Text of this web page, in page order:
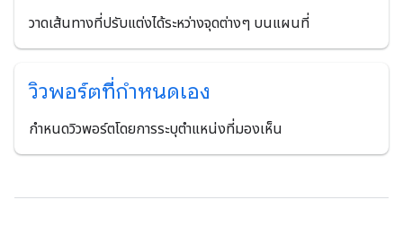
วาดเส้นทางที่ปรับแต่งได้ระหว่างจุดต่างๆ บนแผนที่
วิวพอร์ตที่กำหนดเอง
กำหนดวิวพอร์ตโดยการระบุตำแหน่งที่มองเห็น